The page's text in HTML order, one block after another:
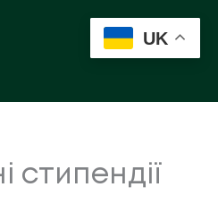
стипендії
UK